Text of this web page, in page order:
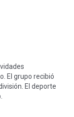
El grupo recibió
El deporte